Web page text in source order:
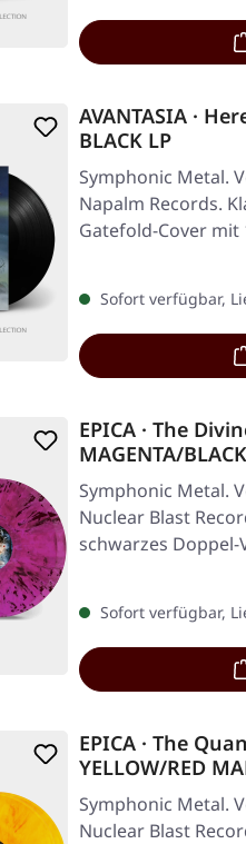
AVANTASIA ·
BLACK LP
Symphonic Metal.
Napalm Records.
Gatefold-Cover mit
Sofort verfügbar,
EPICA · The
MAGENTA/
Symphonic Metal.
Nuclear Blast
schwarzes Doppel-
Sofort verfügbar,
EPICA · The
YELLOW/RED
Symphonic Metal.
Nuclear Blast